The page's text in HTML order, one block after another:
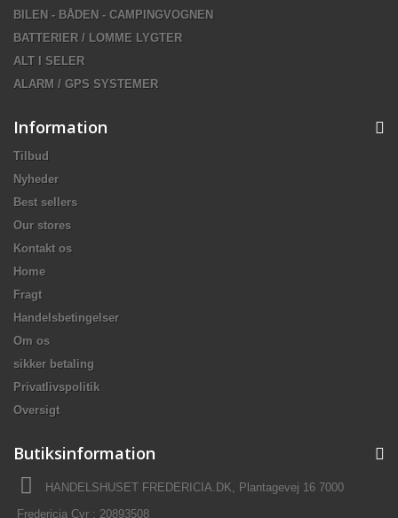
BILEN - BÅDEN - CAMPINGVOGNEN
BATTERIER / LOMME LYGTER
ALT I SELER
ALARM / GPS SYSTEMER
Information
Tilbud
Nyheder
Best sellers
Our stores
Kontakt os
Home
Fragt
Handelsbetingelser
Om os
sikker betaling
Privatlivspolitik
Oversigt
Butiksinformation
HANDELSHUSET FREDERICIA.DK, Plantagevej 16 7000
Fredericia Cvr : 20893508